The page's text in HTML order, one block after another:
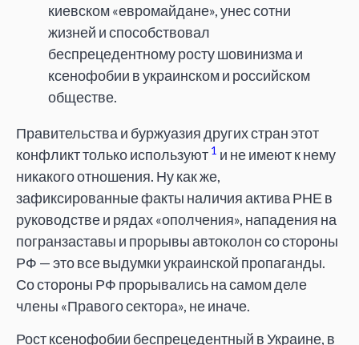
киевском «евромайдане», унес сотни
жизней и способствовал
беспрецедентному росту шовинизма и
ксенофобии в украинском и российском
обществе.
Правительства и буржуазия других стран этот
конфликт только используют 1 и не имеют к нему
никакого отношения. Ну как же,
зафиксированные факты наличия актива РНЕ в
руководстве и рядах «ополчения», нападения на
погранзаставы и прорывы автоколон со стороны
РФ — это все выдумки украинской пропаганды.
Со стороны РФ прорывались на самом деле
члены «Правого сектора», не иначе.
Рост ксенофобии беспрецедентный в Украине, в